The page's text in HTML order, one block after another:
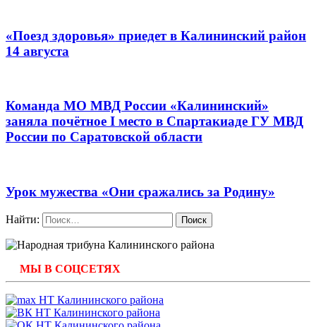
«Поезд здоровья» приедет в Калининский район
14 августа
Команда МО МВД России «Калининский»
заняла почётное I место в Спартакиаде ГУ МВД
России по Саратовской области
Урок мужества «Они сражались за Родину»
Найти:
МЫ В СОЦСЕТЯХ